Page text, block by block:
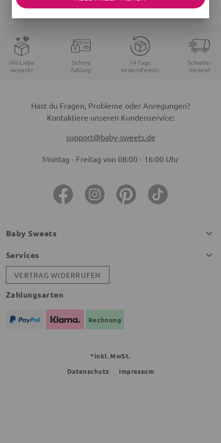
JETZT ANMELDEN
Mit Liebe
verpackt
Sichere
Zahlung
14 Tage
Widerrufsrecht
Schneller
Versand
Hast du Fragen, Probleme oder Anregungen?
Kontaktiere unseren Kundenservice:
support@baby-sweets.de
Montag - Freitag von 08:00 - 16:00 Uhr
Baby Sweets
Services
VERTRAG WIDERRUFEN
Zahlungsarten
Rechnung
*inkl. MwSt.
Datenschutz
Impressum